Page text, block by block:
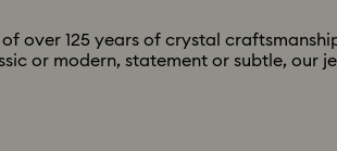
over 125 years of crystal
or modern, statement or subtle, our